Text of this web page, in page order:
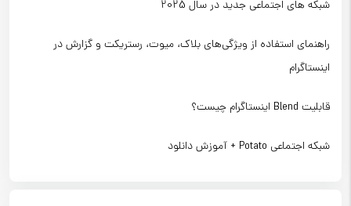
شبکه های اجتماعی جدید در سال 2025
راهنمای استفاده از ویژگی‌های بلاک، میوت، رستریکت و گزارش در
اینستاگرام
قابلیت Blend اینستاگرام چیست؟
شبکه اجتماعی Potato + آموزش دانلود